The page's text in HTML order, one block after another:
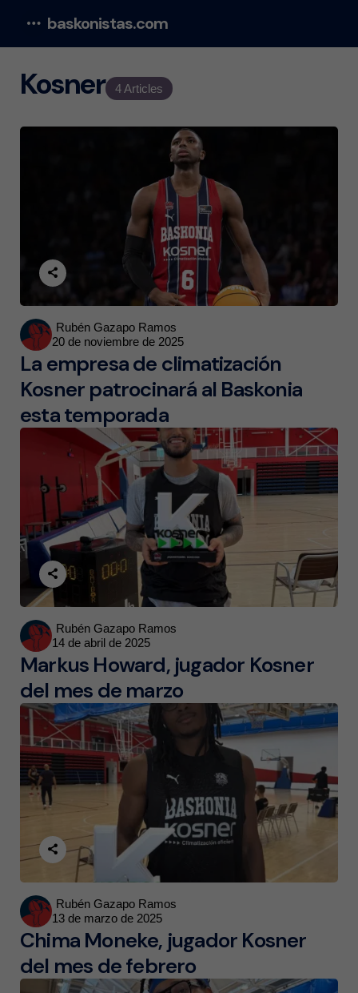
baskonistas.com
4 Articles
Kosner
Posted
by
Rubén Gazapo Ramos
20 de noviembre de 2025
La empresa de climatización
Kosner patrocinará al Baskonia
esta temporada
Posted
by
Rubén Gazapo Ramos
14 de abril de 2025
Markus Howard, jugador Kosner
del mes de marzo
Posted
by
Rubén Gazapo Ramos
13 de marzo de 2025
Chima Moneke, jugador Kosner
del mes de febrero